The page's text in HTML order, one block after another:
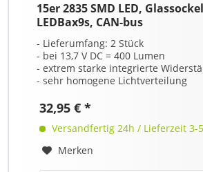
15er 2835 SMD LED,
LEDBax9s, CAN-bus
- Lieferumfang: 2 Stück
- bei 13,7 V DC = 400 Lumen
- extrem starke integrierte
- sehr homogene Lichtverteilung
32,95 € *
Versandfertig 24h / Lieferzeit 3-
Merken